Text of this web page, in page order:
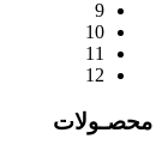
9
10
11
12
محصـولات